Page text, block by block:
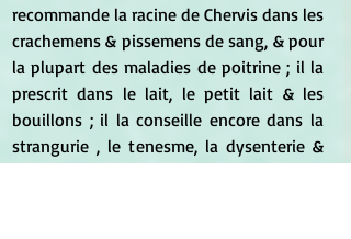
recommande la racine de Chervis dans les
crachemens & pissemens de sang, & pour
la plupart des maladies de poitrine ; il la
prescrit dans le lait, le petit lait & les
bouillons ; il la conseille encore dans la
strangurie , le tenesme, la dysenterie &